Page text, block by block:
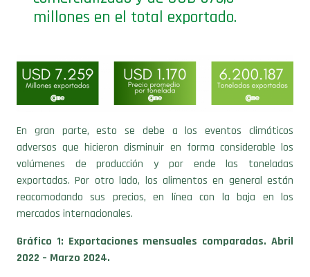
En gran parte, esto se debe a los eventos climáticos
adversos que hicieron disminuir en forma considerable los
volúmenes de producción y por ende las toneladas
exportadas. Por otro lado, los alimentos en general están
reacomodando sus precios, en línea con la baja en los
mercados internacionales.
Gráfico 1: Exportaciones mensuales comparadas. Abril
2022 – Marzo 2024.